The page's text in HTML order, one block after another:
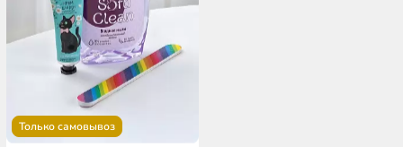
Только самовывоз